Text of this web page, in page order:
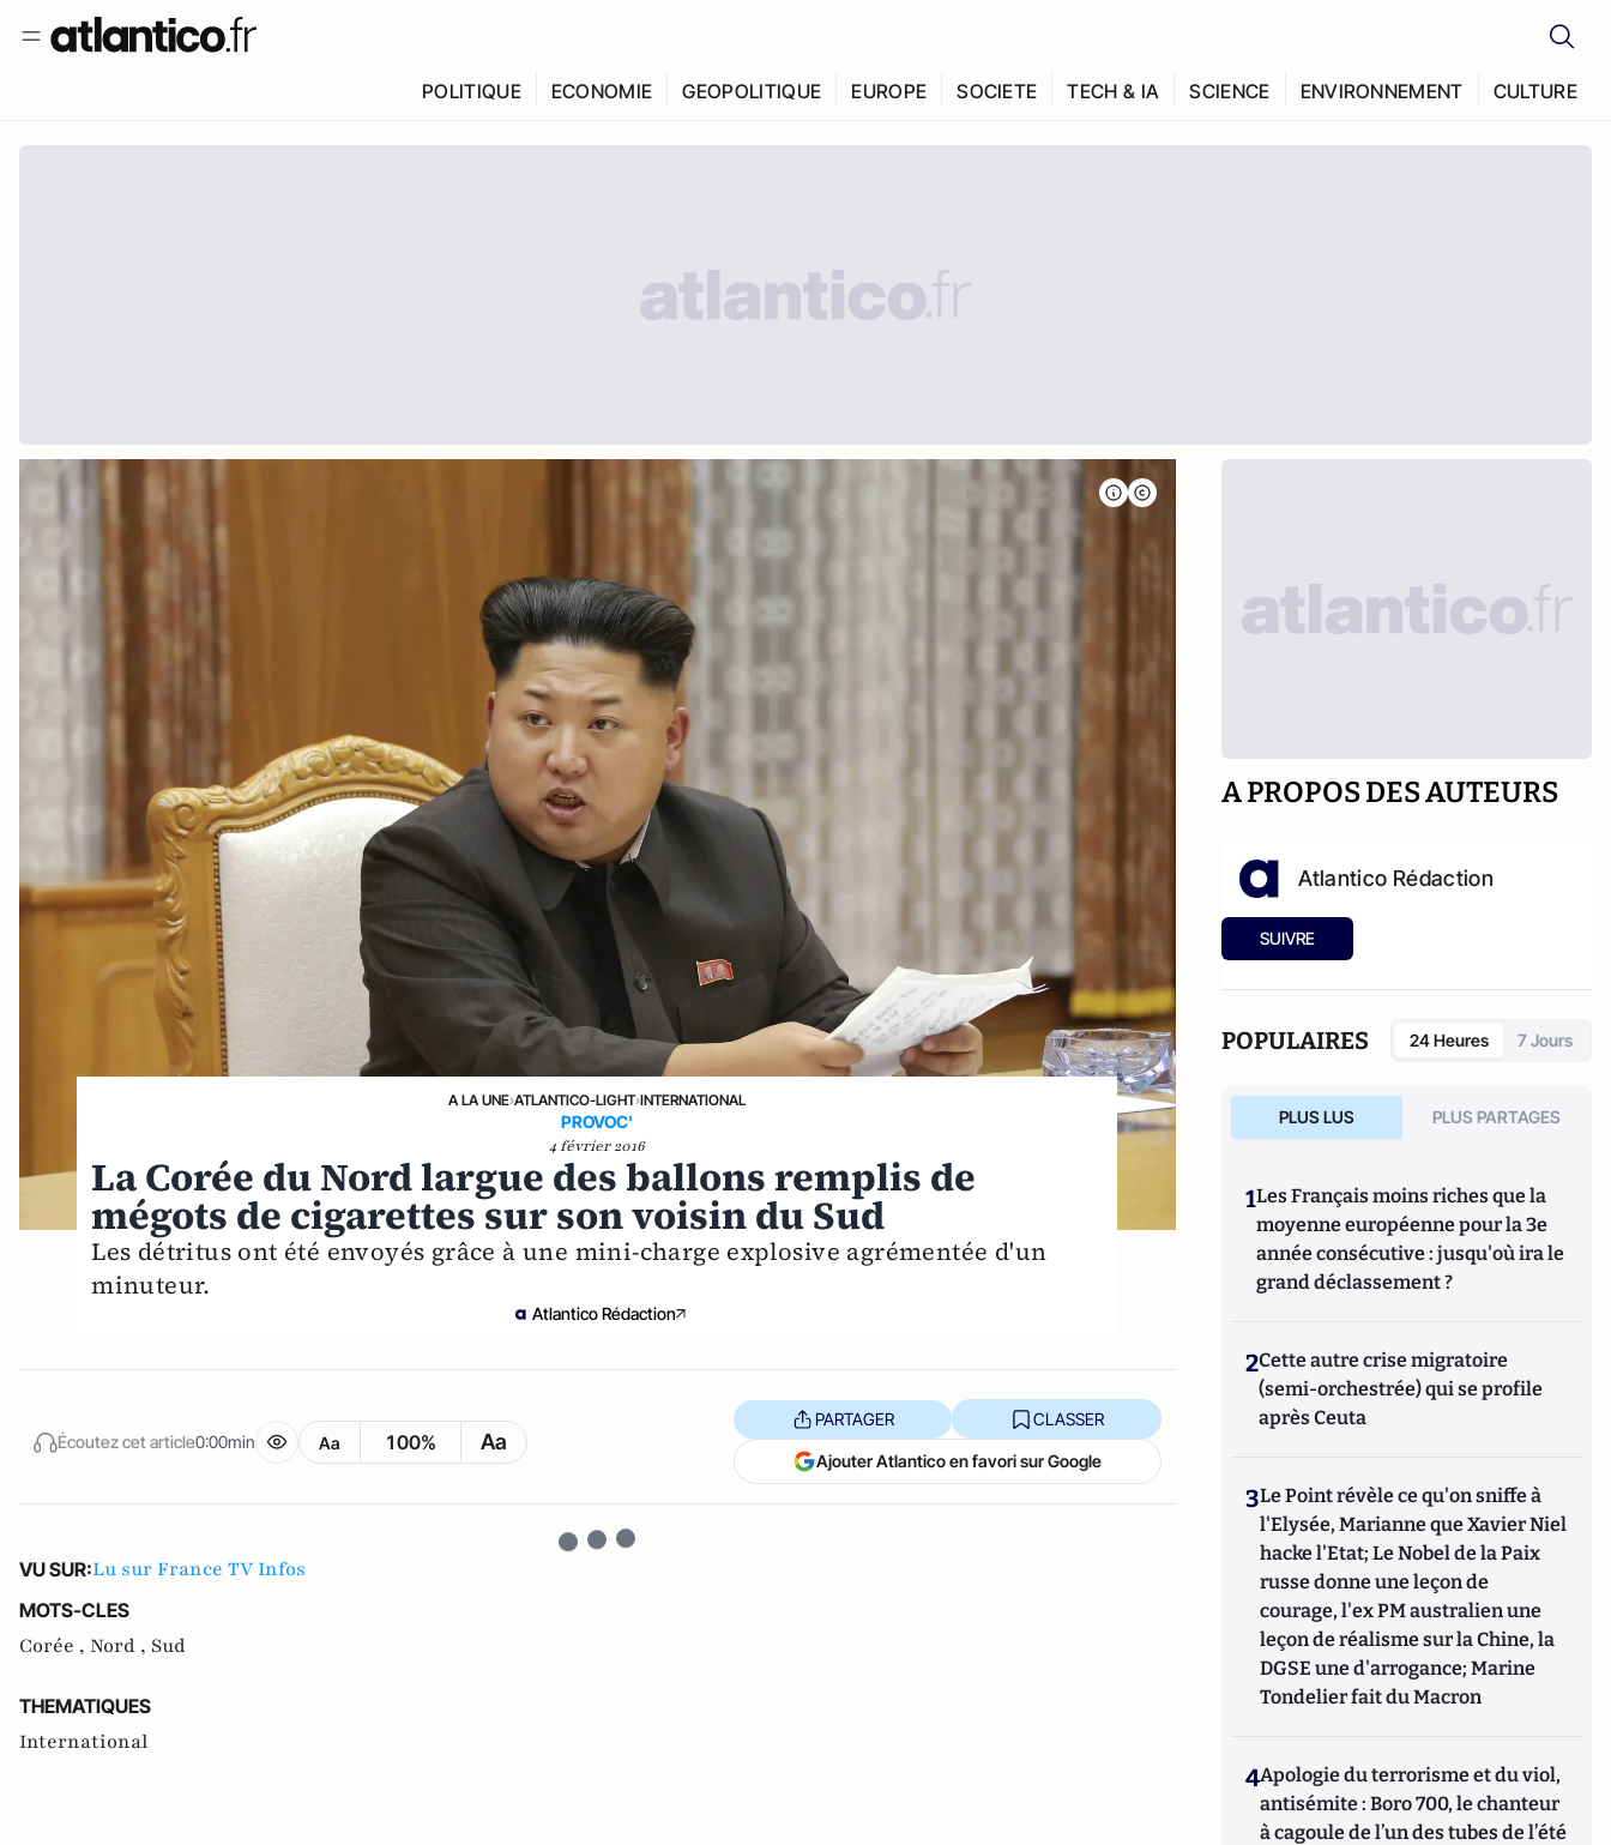
POLITIQUE ECONOMIE GEOPOLITIQUE EUROPE SOCIETE TECH & IA SCIENCE ENVIRONNEMENT CULTURE
A LA UNE›ATLANTICO-LIGHT›INTERNATIONAL
PROVOC'
4 février 2016
La Corée du Nord largue des ballons remplis de
mégots de cigarettes sur son voisin du Sud
Les détritus ont été envoyés grâce à une mini-charge explosive agrémentée d'un
minuteur.
Atlantico Rédaction
Écoutez cet article0:00min Aa 100% Aa
PARTAGER CLASSER
Ajouter Atlantico en favori sur Google
VU SUR:Lu sur France TV Infos
MOTS-CLES
Corée , Nord , Sud
THEMATIQUES
International
A PROPOS DES AUTEURS
Atlantico Rédaction
SUIVRE
POPULAIRES 24 Heures 7 Jours
PLUS LUS PLUS PARTAGES
1Les Français moins riches que la
moyenne européenne pour la 3e
année consécutive : jusqu'où ira le
grand déclassement ?
2Cette autre crise migratoire
(semi-orchestrée) qui se profile
après Ceuta
3Le Point révèle ce qu'on sniffe à
l'Elysée, Marianne que Xavier Niel
hacke l'Etat; Le Nobel de la Paix
russe donne une leçon de
courage, l'ex PM australien une
leçon de réalisme sur la Chine, la
DGSE une d'arrogance; Marine
Tondelier fait du Macron
4Apologie du terrorisme et du viol,
antisémite : Boro 700, le chanteur
à cagoule de l’un des tubes de l’été